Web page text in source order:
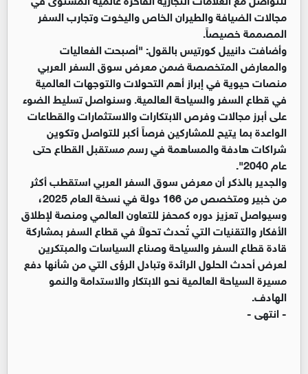
مجالات الضيافة والطيران الخاص واليخوت وتجارب السفر
المصممة خصيصاً.
وأضافت دانييل كورتيس بالقول: "أصبحت الفعاليات
والمعارض المتخصصة ضمن معرض سوق السفر العربي
منصات حيوية في إبراز أهم التحولات والتوجهات العالمية
في قطاع السفر والسياحة العالمية. وسنواصل تسليط الضوء
على أبرز مجالات وفرص الابتكارات والاستثمارات والقطاعات
الواعدة بما يتيح للمشاركين فرصاً أكبر للتواصل وتكوين
شراكات هادفة والمساهمة في رسم مستقبل القطاع حتى
عام 2040".
والجدير بالذكر أن معرض سوق السفر العربي استقطب أكثر
من خبير ومتخصص من 166 دولة في نسخة العام 2025،
وسيواصل تعزيز دوره كمحفز للتعاون العالمي ومنصة لإطلاق
الأفكار والتقنيات التي تُحدث تحولاً في قطاع السفر بمشاركة
قادة قطاع السفر والسياحة وصناع السياسات والمبتكرين
لعرض أحدث الحلول الرائدة وتبادل الرؤى التي من شأنها دفع
مسيرة السياحة العالمية نحو الابتكار والاستدامة والنمو
الهادف.
- انتهى -